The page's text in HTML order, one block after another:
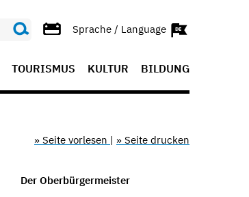
Sprache / Language
TOURISMUS KULTUR BILDUNG
» Seite vorlesen | » Seite drucken
Der Oberbürgermeister